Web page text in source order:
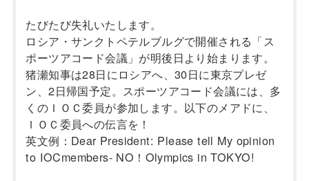
たびたび失礼いたします。
ロシア・サンクトペテルブルグで開催される「ス
ポーツアコード会議」が明後日より始まります。
猪瀬知事は28日にロシアへ、30日に東京プレゼ
ン、2日帰国予定。スポーツアコード会議には、多
くのＩＯＣ委員が参加します。以下のメアドに、
ＩＯＣ委員への伝言を！
英文例：Dear President: Please tell My opinion
to IOCmembers- NO！Olympics in TOKYO!